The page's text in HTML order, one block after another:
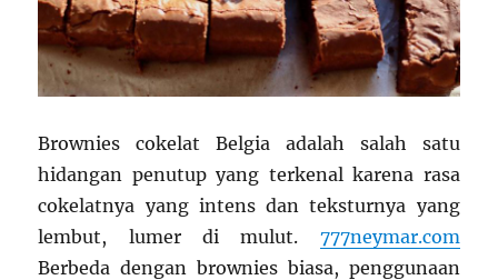
Brownies cokelat Belgia adalah salah satu
hidangan penutup yang terkenal karena rasa
cokelatnya yang intens dan teksturnya yang
lembut, lumer di mulut. 777neymar.com
Berbeda dengan brownies biasa, penggunaan